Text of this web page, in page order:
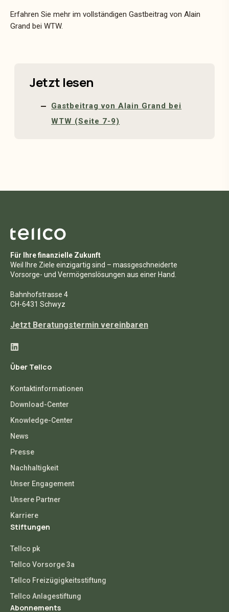
Erfahren Sie mehr im vollständigen Gastbeitrag von Alain
Grand bei WTW.
Jetzt lesen
Gastbeitrag von Alain Grand bei
WTW (Seite 7-9)
Für Ihre finanzielle Zukunft
Weil Ihre Ziele einzigartig sind – massgeschneiderte
Vorsorge- und Vermögenslösungen aus einer Hand.
Bahnhofstrasse 4
CH-6431 Schwyz
Jetzt Beratungstermin vereinbaren
Über Tellco
Kontaktinformationen
Download-Center
Knowledge-Center
News
Presse
Nachhaltigkeit
Unser Engagement
Unsere Partner
Karriere
Stiftungen
Tellco pk
Tellco Vorsorge 3a
Tellco Freizügigkeitsstiftung
Tellco Anlagestiftung
Abonnements